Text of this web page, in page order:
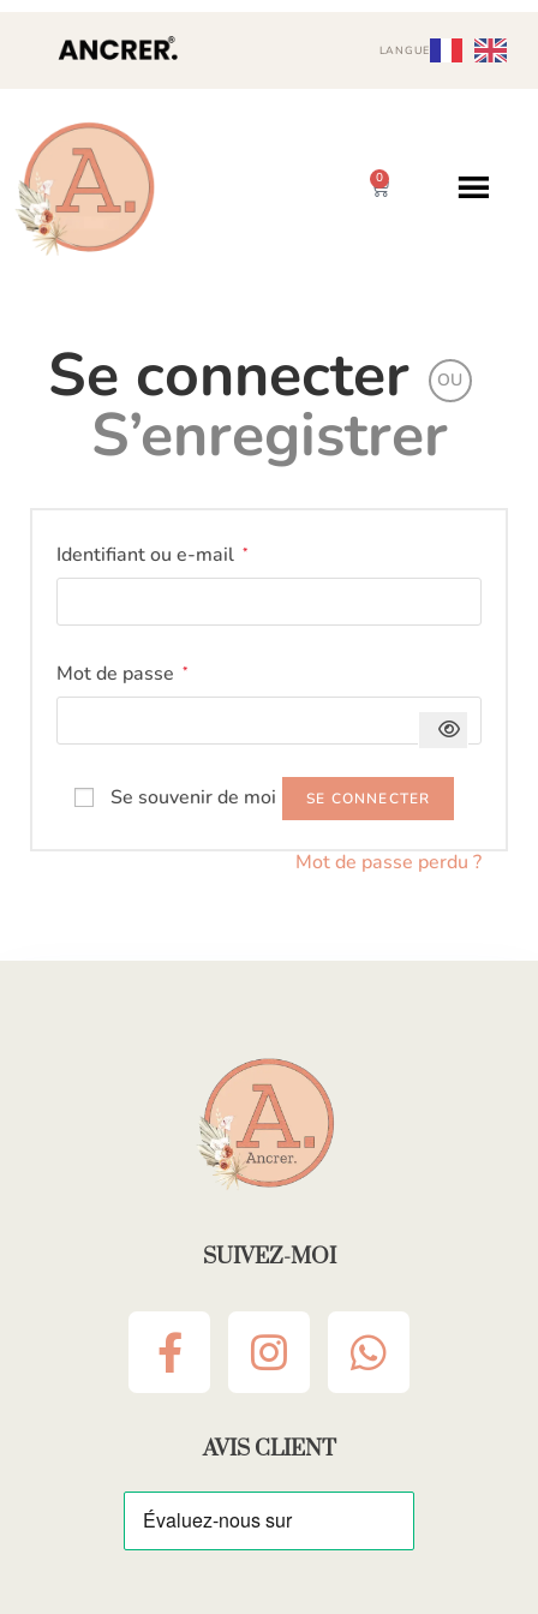
LANGUE
0
Se connecter OU
S’enregistrer
Identifiant ou e-mail *
Mot de passe *
Se souvenir de moi SE CONNECTER
Mot de passe perdu ?
SUIVEZ-MOI
AVIS CLIENT